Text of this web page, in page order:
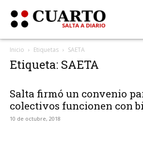
Inicio Etiquetas SAETA
Etiqueta: SAETA
Salta firmó un convenio
colectivos funcionen con
10 de octubre, 2018